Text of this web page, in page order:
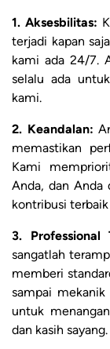
1. Aksesbilitas:
terjadi kapan
kami ada 24/7.
selalu ada
kami.
2. Keandalan:
memastikan
Kami
Anda, dan
kontribusi
3. Professional
sangatlah
memberi
sampai
untuk
dan kasih sayang.